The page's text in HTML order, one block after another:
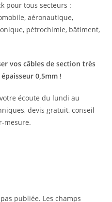
pour tous secteurs :
aéronautique,
pétrochimie, bâtiment,
vos câbles de section très
épaisseur 0,5mm !
écoute du lundi au
devis gratuit, conseil
mesure.
publiée. Les champs